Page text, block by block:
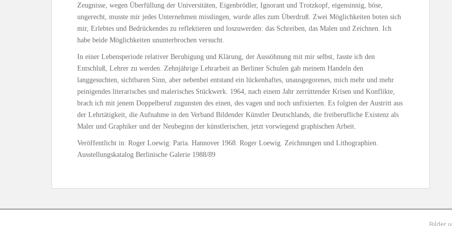
Zeugnisse, wegen Überfüllung der Universitäten, Eigenbrödler, Ignorant und Trotzkopf, eigensinnig, böse,
ungerecht, musste mir jedes Unternehmen misslingen, wurde alles zum Überdruß. Zwei Möglichkeiten boten sich
mir, Erlebtes und Bedrückendes zu reflektieren und loszuwerden: das Schreiben, das Malen und Zeichnen. Ich
habe beide Möglichkeiten ununterbrochen versucht.
In einer Lebensperiode relativer Beruhigung und Klärung, der Aussöhnung mit mir selbst, fasste ich den
Entschluß, Lehrer zu werden. Zehnjährige Lehrarbeit an Berliner Schulen gab meinem Handeln den
langgesuchten, sichtbaren Sinn, aber nebenbei entstand ein lückenhaftes, unausgegorenes, mich mehr und mehr
peinigendes literarisches und malerisches Stückwerk. 1964, nach einem Jahr zerrüttender Krisen und Konflikte,
brach ich mit jenem Doppelberuf zugunsten des einen, des vagen und noch unfixierten. Es folgten der Austritt aus
der Lehrtätigkeit, die Aufnahme in den Verband Bildender Künstler Deutschlands, die freiberufliche Existenz als
Maler und Graphiker und der Neubeginn der künstlerischen, jetzt vorwiegend graphischen Arbeit.
Veröffentlicht in: Roger Loewig: Paria. Hannover 1968. Roger Loewig. Zeichnungen und Lithographien.
Ausstellungskatalog Berlinische Galerie 1988/89
Bilder